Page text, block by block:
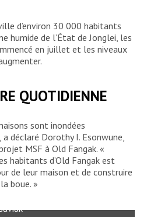
d’environ 30 000 habitants
humide de l’État de Jonglei, les
en juillet et les niveaux
QUOTIDIENNE
sont inondées
déclaré Dorothy I. Esonwune,
MSF à Old Fangak. «
habitants d’Old Fangak est
de leur maison et de construire
boue. »
la zone administrative du
du Sud.